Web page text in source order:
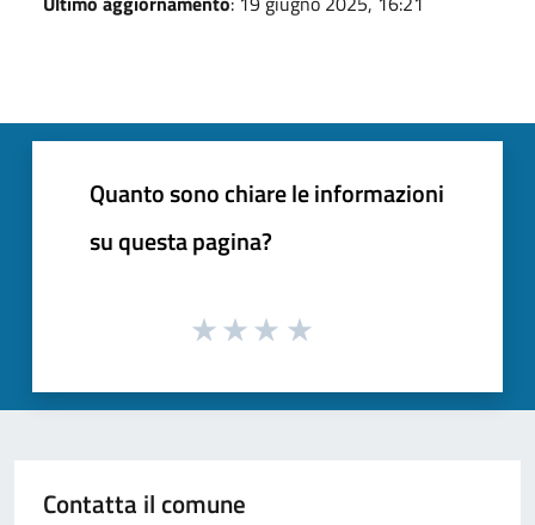
Quanto sono chiare le informazioni
su questa pagina?
Contatta il comune